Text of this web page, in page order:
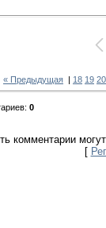
« Предыдущая | 18 19 20
: 0
комментарии
[